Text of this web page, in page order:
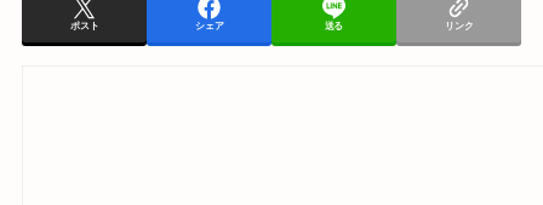
ポスト シェア 送る リンク